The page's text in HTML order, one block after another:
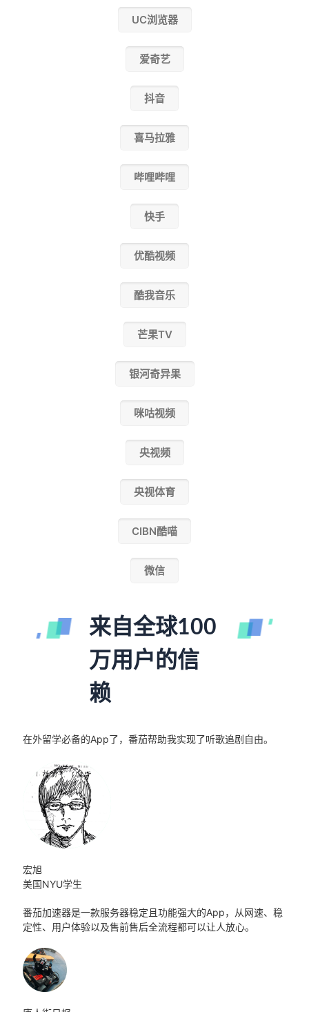
UC浏览器
爱奇艺
抖音
喜马拉雅
哔哩哔哩
快手
优酷视频
酷我音乐
芒果TV
银河奇异果
咪咕视频
央视频
央视体育
CIBN酷喵
微信
来自全球100
万用户的信
赖
在外留学必备的App了，番茄帮助我实现了听歌追剧自由。
宏旭
美国NYU学生
番茄加速器是一款服务器稳定且功能强大的App，从网速、稳
定性、用户体验以及售前售后全流程都可以让人放心。